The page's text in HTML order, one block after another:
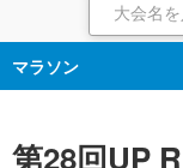
マラソン
第28回UP